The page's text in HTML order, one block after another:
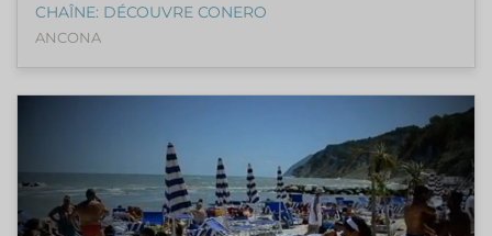
CHAÎNE: DÉCOUVRE CONERO
ANCONA